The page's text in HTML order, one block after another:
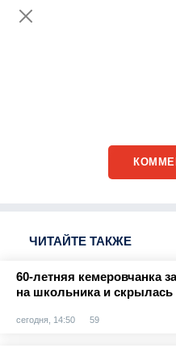
ЧИТАЙТЕ ТАКЖЕ
60-летняя кемеровчанка
на школьника и скрылась
сегодня, 14:50 59